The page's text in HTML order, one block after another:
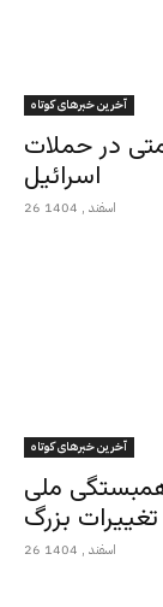
آخرین خبرهای کوتاه
در حملات
اسرائیل
26 اسفند , 1404
آخرین خبرهای کوتاه
ملی
بزرگ
26 اسفند , 1404